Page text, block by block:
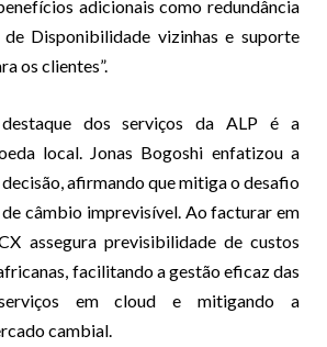
adicionais como redundância
Disponibilidade vizinhas e suporte
os clientes”.
dos serviços da ALP é a
local. Jonas Bogoshi enfatizou a
afirmando que mitiga o desafio
câmbio imprevisível. Ao facturar em
assegura previsibilidade de custos
facilitando a gestão eficaz das
em cloud e mitigando a
cambial.